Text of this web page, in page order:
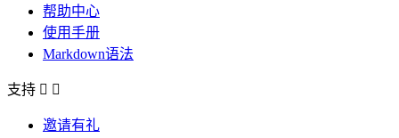
帮助中心
使用手册
Markdown语法
支持  
邀请有礼